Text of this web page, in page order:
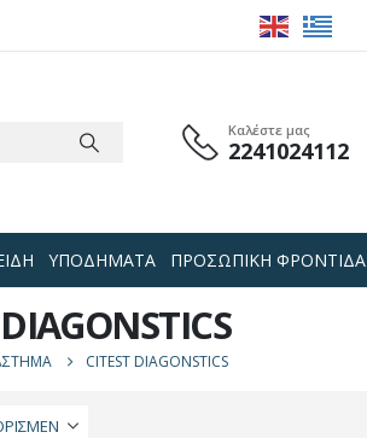
Καλέστε μας
2241024112
ΥΠΟΔΗΜΑΤΑ ΠΡΟΣΩΠΙΚΗ ΦΡΟΝΤΙΔΑ
CITEST DIAGONSTICS